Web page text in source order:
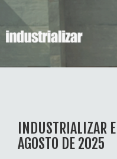
INDUSTRIALIZAR
AGOSTO DE 2025